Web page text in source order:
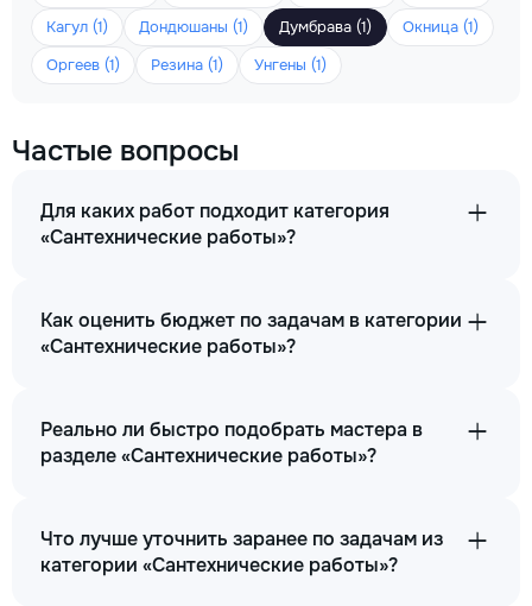
Кагул (1)
Дондюшаны (1) Думбрава (1)
Окница (1)
Оргеев (1)
Резина (1) Унгены (1)
Частые вопросы
Для каких работ подходит категория
«Сантехнические работы»?
Как оценить бюджет по задачам в категории
«Сантехнические работы»?
Реально ли быстро подобрать мастера в
разделе «Сантехнические работы»?
Что лучше уточнить заранее по задачам из
категории «Сантехнические работы»?